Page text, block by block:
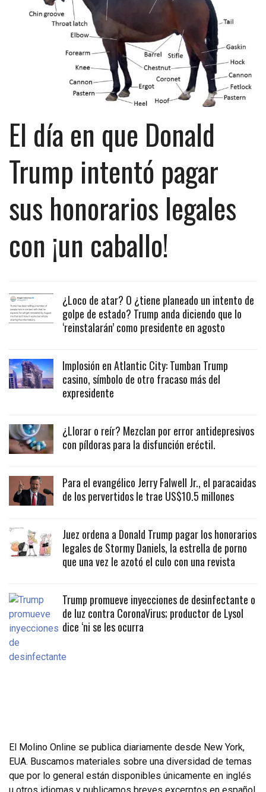
El día en que Donald
Trump intentó pagar
sus honorarios legales
con ¡un caballo!
¿Loco de atar? O ¿tiene planeado un intento de
golpe de estado? Trump anda diciendo que lo
‘reinstalarán’ como presidente en agosto
Implosión en Atlantic City: Tumban Trump
casino, símbolo de otro fracaso más del
expresidente
¿Llorar o reír? Mezclan por error antidepresivos
con píldoras para la disfunción eréctil.
Para el evangélico Jerry Falwell Jr., el paracaidas
de los pervertidos le trae US$10.5 millones
Juez ordena a Donald Trump pagar los honorarios
legales de Stormy Daniels, la estrella de porno
que una vez le azotó el culo con una revista
Trump promueve inyecciones de desinfectante o
de luz contra CoronaVirus; productor de Lysol
dice ‘ni se les ocurra
El Molino Online se publica diariamente desde New York,
EUA. Buscamos materiales sobre una diversidad de temas
que por lo general están disponibles únicamente en inglés